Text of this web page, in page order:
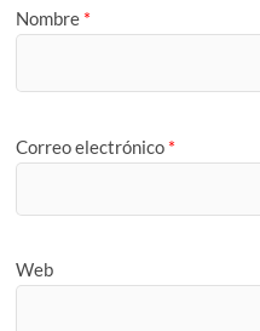
Nombre *
Correo electrónico *
Web